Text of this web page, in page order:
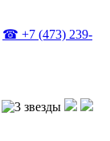
☎ +7 (473) 239-